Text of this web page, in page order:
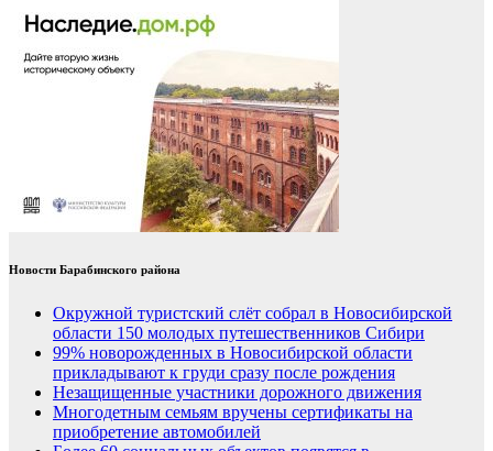
Новости Барабинского района
Окружной туристский слёт собрал в Новосибирской
области 150 молодых путешественников Сибири
99% новорожденных в Новосибирской области
прикладывают к груди сразу после рождения
Незащищенные участники дорожного движения
Многодетным семьям вручены сертификаты на
приобретение автомобилей